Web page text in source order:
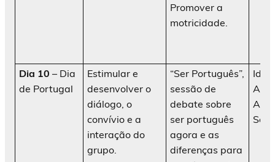
Promover a
motricidade.
Dia 10 – Dia
de Portugal
Estimular e
desenvolver o
diálogo, o
convívio e a
interação do
grupo.
“Ser Português”,
sessão de
debate sobre
ser português
agora e as
diferenças para